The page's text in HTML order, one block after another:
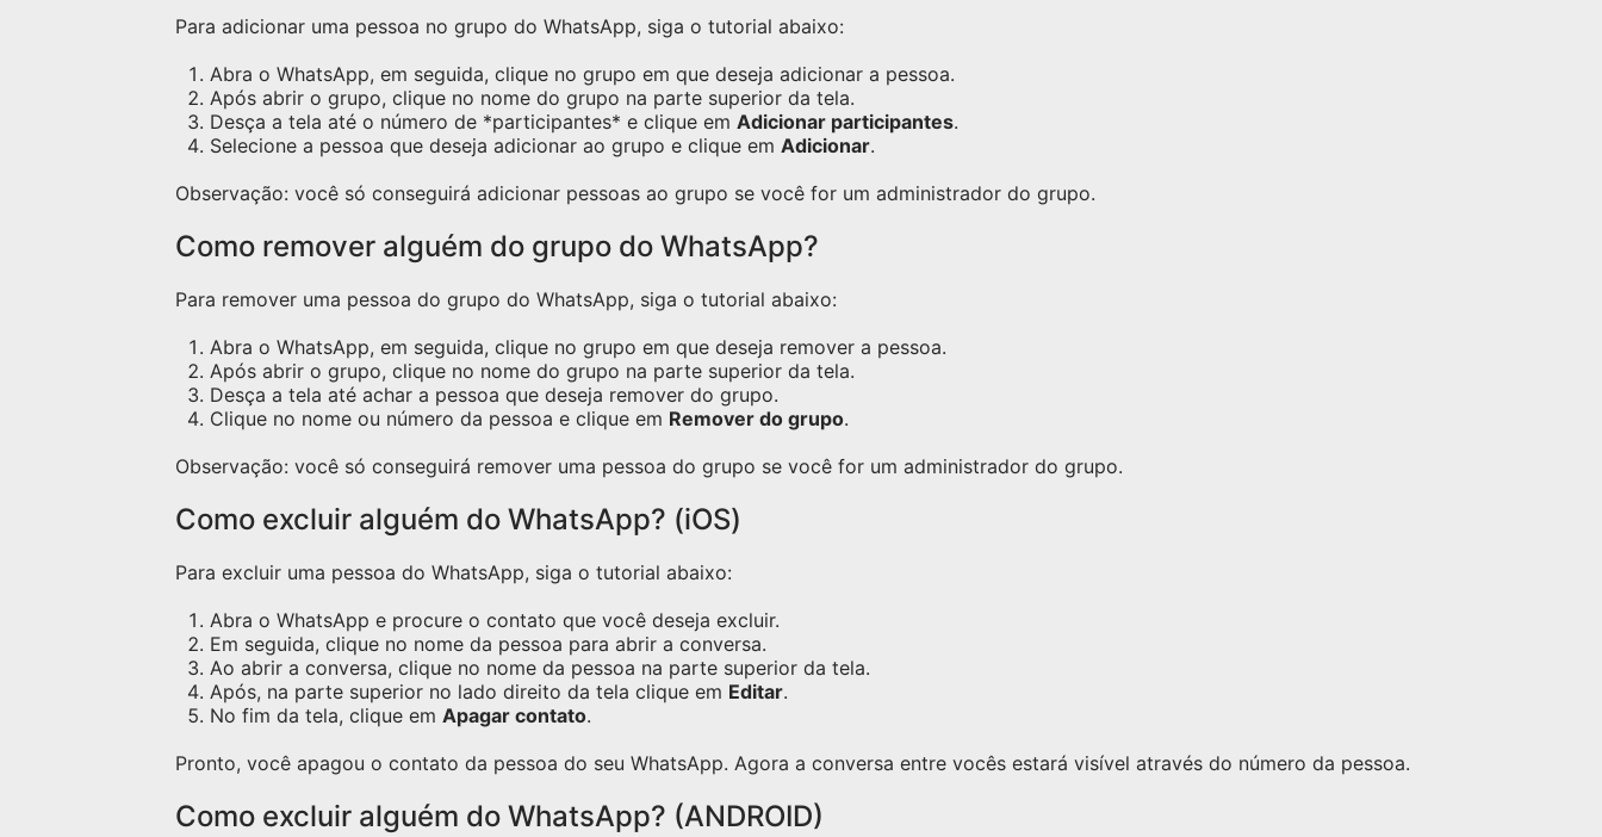
Para adicionar uma pessoa no grupo do WhatsApp, siga o tutorial abaixo:
Abra o WhatsApp, em seguida, clique no grupo em que deseja adicionar a pessoa.
Após abrir o grupo, clique no nome do grupo na parte superior da tela.
Desça a tela até o número de *participantes* e clique em Adicionar participantes.
Selecione a pessoa que deseja adicionar ao grupo e clique em Adicionar.
Observação: você só conseguirá adicionar pessoas ao grupo se você for um administrador do grupo.
Como remover alguém do grupo do WhatsApp?
Para remover uma pessoa do grupo do WhatsApp, siga o tutorial abaixo:
Abra o WhatsApp, em seguida, clique no grupo em que deseja remover a pessoa.
Após abrir o grupo, clique no nome do grupo na parte superior da tela.
Desça a tela até achar a pessoa que deseja remover do grupo.
Clique no nome ou número da pessoa e clique em Remover do grupo.
Observação: você só conseguirá remover uma pessoa do grupo se você for um administrador do grupo.
Como excluir alguém do WhatsApp? (iOS)
Para excluir uma pessoa do WhatsApp, siga o tutorial abaixo:
Abra o WhatsApp e procure o contato que você deseja excluir.
Em seguida, clique no nome da pessoa para abrir a conversa.
Ao abrir a conversa, clique no nome da pessoa na parte superior da tela.
Após, na parte superior no lado direito da tela clique em Editar.
No fim da tela, clique em Apagar contato.
Pronto, você apagou o contato da pessoa do seu WhatsApp. Agora a conversa entre vocês estará visível através do número da pessoa.
Como excluir alguém do WhatsApp? (ANDROID)